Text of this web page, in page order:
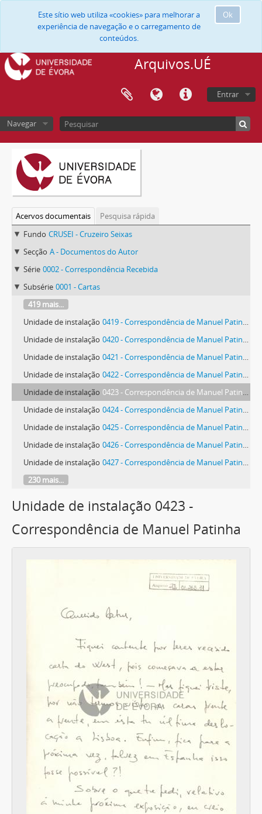
Ok
Este sítio web utiliza «cookies» para melhorar a
experiência de navegação e o carregamento de
conteúdos.
Arquivos.UÉ
Entrar
Navegar
Acervos documentais
Pesquisa rápida
Fundo CRUSEI - Cruzeiro Seixas
Secção A - Documentos do Autor
Série 0002 - Correspondência Recebida
Subsérie 0001 - Cartas
419 mais...
Unidade de instalação 0419 - Correspondência de Manuel Patinha
Unidade de instalação 0420 - Correspondência de Manuel Patinha
Unidade de instalação 0421 - Correspondência de Manuel Patinha
Unidade de instalação 0422 - Correspondência de Manuel Patinha
Unidade de instalação 0423 - Correspondência de Manuel Patinha
Unidade de instalação 0424 - Correspondência de Manuel Patinha
Unidade de instalação 0425 - Correspondência de Manuel Patinha
Unidade de instalação 0426 - Correspondência de Manuel Patinha
Unidade de instalação 0427 - Correspondência de Manuel Patinha
230 mais...
Unidade de instalação 0423 -
Correspondência de Manuel Patinha